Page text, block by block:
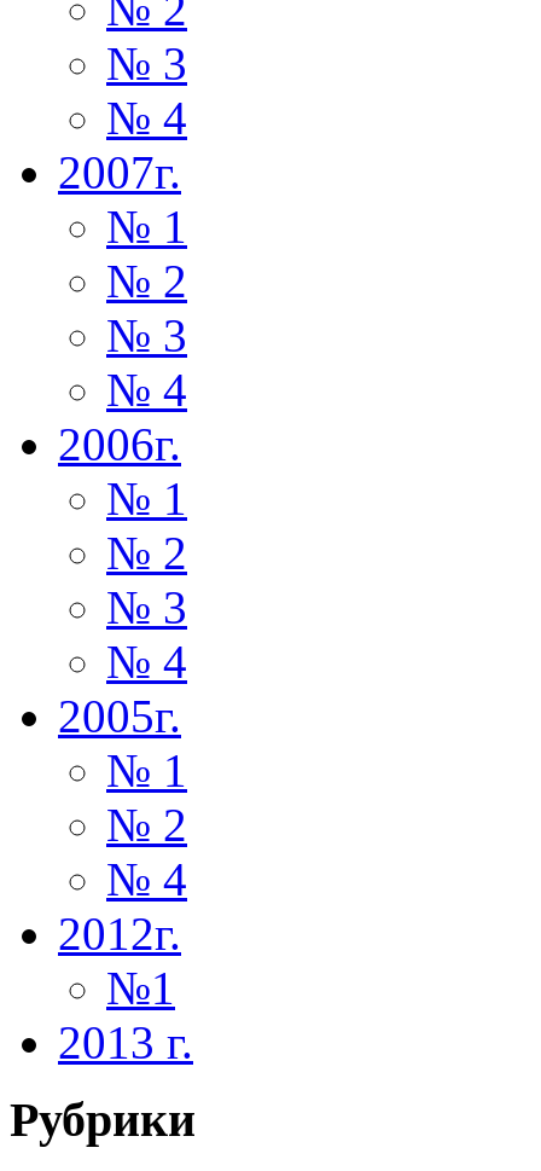
№ 3
№ 4
2007г.
№ 1
№ 2
№ 3
№ 4
2006г.
№ 1
№ 2
№ 3
№ 4
2005г.
№ 1
№ 2
№ 4
2012г.
№1
2013 г.
Рубрики